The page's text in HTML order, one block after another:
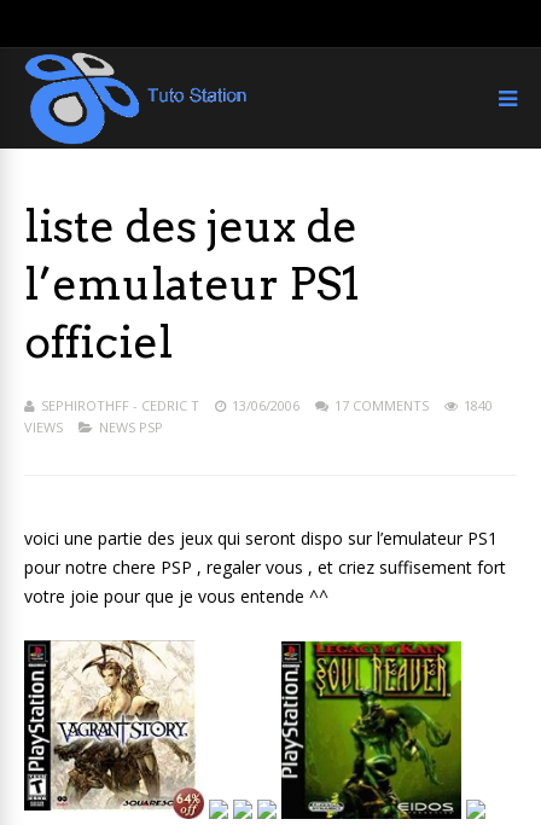
liste des jeux de
l’emulateur PS1
officiel
SEPHIROTHFF - CEDRIC T 13/06/2006 17 COMMENTS
1840
VIEWS
NEWS PSP
voici une partie des jeux qui seront dispo sur l’emulateur PS1
pour notre chere PSP , regaler vous , et criez suffisement fort
votre joie pour que je vous entende ^^